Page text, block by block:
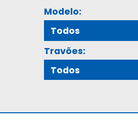
Modelo:
Travões: